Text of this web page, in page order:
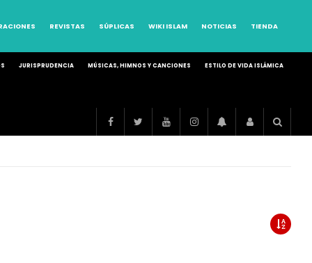
REVISTAS SÚPLICAS WIKI ISLAM NOTICIAS TIENDA
JURISPRUDENCIA MÚSICAS, HIMNOS Y CANCIONES ESTILO DE VIDA ISLÁMICA